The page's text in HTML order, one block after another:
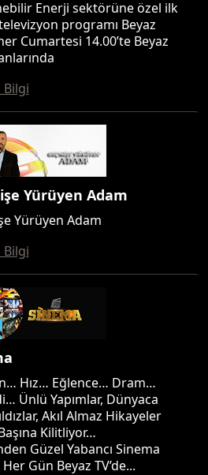
Enerji sektörüne özel ilk
programı Beyaz
Cumartesi 14.00’te Beyaz
Bilgi
Yürüyen Adam
Yürüyen Adam
Bilgi
Hız… Eğlence… Dram…
Ünlü Yapımlar, Dünyaca
Akıl Almaz Hikayeler
Kilitliyor…
Güzel Yabancı Sinema
Her Gün Beyaz TV’de...